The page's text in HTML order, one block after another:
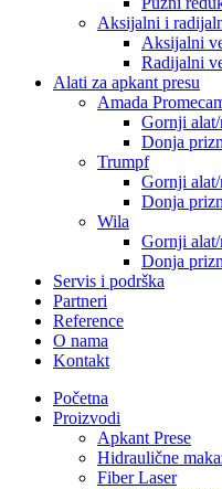
Aksijalni i
Aksijalni
Radijalni
Alati za apkant presu
Amada
Gornji
Donja
Trumpf
Gornji
Donja
Wila
Gornji
Donja
Servis i podrška
Partneri
Reference
O nama
Kontakt
Početna
Proizvodi
Apkant Prese
Hidraulične
Fiber Laser